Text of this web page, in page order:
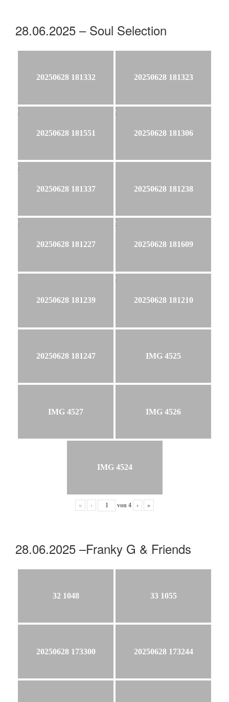
28.06.2025 – Soul Selection
20250628 181332 20250628 181323
20250628 181551 20250628 181306
20250628 181337 20250628 181238
20250628 181227 20250628 181609
20250628 181239 20250628 181210
20250628 181247 IMG 4525
IMG 4527 IMG 4526
IMG 4524
« ‹ von 4 › »
28.06.2025 –Franky G & Friends
32 1048 33 1055
20250628 173300 20250628 173244